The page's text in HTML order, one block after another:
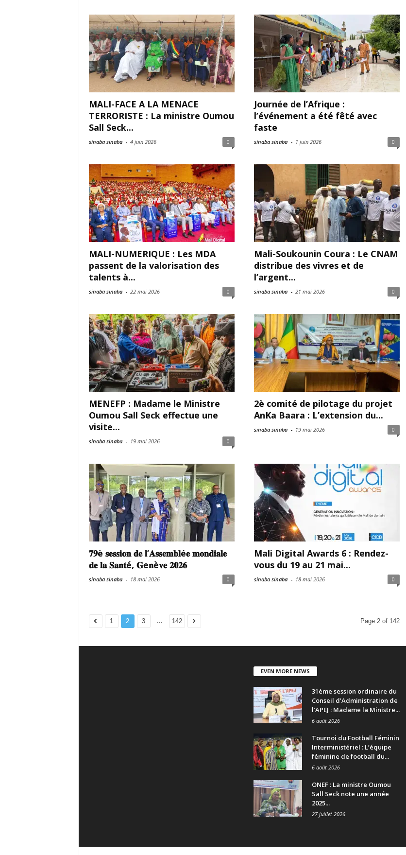
MALI-FACE A LA MENACE
TERRORISTE : La ministre Oumou
Sall Seck...
sinaba sinaba - 4 juin 2026 0
Journée de l’Afrique :
l’événement a été fêté avec
faste
sinaba sinaba - 1 juin 2026 0
MALI-NUMERIQUE : Les MDA
passent de la valorisation des
talents à...
sinaba sinaba - 22 mai 2026 0
Mali-Soukounin Coura : Le CNAM
distribue des vivres et de
l’argent...
sinaba sinaba - 21 mai 2026 0
MENEFP : Madame le Ministre
Oumou Sall Seck effectue une
visite...
sinaba sinaba - 19 mai 2026 0
2è comité de pilotage du projet
AnKa Baara : L’extension du...
sinaba sinaba - 19 mai 2026 0
𝟕𝟗è 𝐬𝐞𝐬𝐬𝐢𝐨𝐧 𝐝𝐞 𝐥’𝐀𝐬𝐬𝐞𝐦𝐛𝐥é𝐞 𝐦𝐨𝐧𝐝𝐢𝐚𝐥𝐞
𝐝𝐞 𝐥𝐚 𝐒𝐚𝐧𝐭é, 𝐆e𝐧è𝐯𝐞 𝟐𝟎𝟐𝟔
sinaba sinaba - 18 mai 2026 0
Mali Digital Awards 6 : Rendez-
vous du 19 au 21 mai...
sinaba sinaba - 18 mai 2026 0
1 2 3 ... 142 Page 2 of 142
EVEN MORE NEWS
31ème session ordinaire du
Conseil d’Administration de
l’APEJ : Madame la Ministre...
6 août 2026
Tournoi du Football Féminin
Interministériel : L’équipe
féminine de football du...
6 août 2026
ONEF : La ministre Oumou
Sall Seck note une année
2025...
27 juillet 2026